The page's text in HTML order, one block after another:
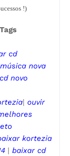
!)
cd
música nova
cd novo
ouvir
kortezia
| baixar cd